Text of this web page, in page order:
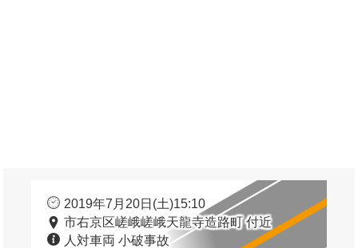
2019年7月20日(土)15:10
市右京区嵯峨嵯峨天龍寺造路町 付近
人対車両 小破事故